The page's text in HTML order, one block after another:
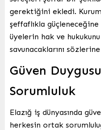
gerektiğini ekledi.
şeffaflıkla güçleneceğine
üyelerin hak ve
savunacaklarını
Güven
Sorumluluk
Elazığ iş dünyasında
herkesin ortak